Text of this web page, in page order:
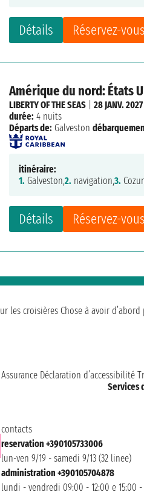
Détails Réservez-vous
Amérique du nord: États
Détails Réservez-vous
LIBERTY OF THE SEAS |28 JANV. 2027
durée: 4 nuits
Départs de: Galveston
itinéraire:
1. Galveston,2. navigation,3.
les croisières Chose à avoir
Assurance Déclaration d’accessibilité
Services
contacts
reservation +390105733006
lun-ven 9/19 - samedi 9/13 (32 linee)
administration +390105704878
lundi - vendredi 09:00 - 12:00 e 15:00 -